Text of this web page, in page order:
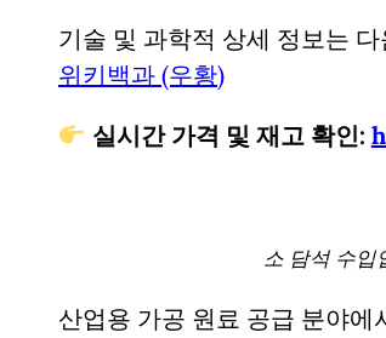
기술 및 과학적 상세 정보는
위키백과 (우황)
실시간 가격 및 재고 확인:
소 담석 수입
산업용 가공 원료 공급 분야